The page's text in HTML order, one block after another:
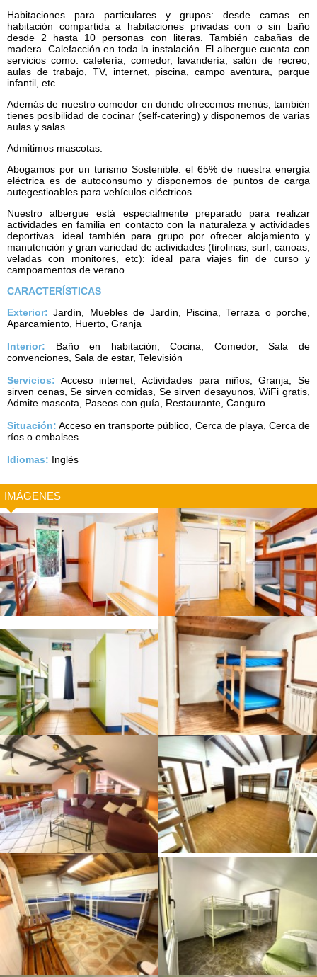
Habitaciones para particulares y grupos: desde camas en
habitación compartida a habitaciones privadas con o sin baño
desde 2 hasta 10 personas con literas. También cabañas de
madera. Calefacción en toda la instalación. El albergue cuenta con
servicios como: cafetería, comedor, lavandería, salón de recreo,
aulas de trabajo, TV, internet, piscina, campo aventura, parque
infantil, etc.
Además de nuestro comedor en donde ofrecemos menús, también
tienes posibilidad de cocinar (self-catering) y disponemos de varias
aulas y salas.
Admitimos mascotas.
Abogamos por un turismo Sostenible: el 65% de nuestra energía
eléctrica es de autoconsumo y disponemos de puntos de carga
autegestioables para vehículos eléctricos.
Nuestro albergue está especialmente preparado para realizar
actividades en familia en contacto con la naturaleza y actividades
deportivas. ideal también para grupo por ofrecer alojamiento y
manutención y gran variedad de actividades (tirolinas, surf, canoas,
veladas con monitores, etc): ideal para viajes fin de curso y
campoamentos de verano.
CARACTERÍSTICAS
Exterior: Jardín, Muebles de Jardín, Piscina, Terraza o porche,
Aparcamiento, Huerto, Granja
Interior: Baño en habitación, Cocina, Comedor, Sala de
convenciones, Sala de estar, Televisión
Servicios: Acceso internet, Actividades para niños, Granja, Se
sirven cenas, Se sirven comidas, Se sirven desayunos, WiFi gratis,
Admite mascota, Paseos con guía, Restaurante, Canguro
Situación: Acceso en transporte público, Cerca de playa, Cerca de
ríos o embalses
Idiomas: Inglés
IMÁGENES